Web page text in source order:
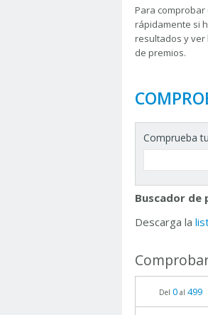
Para comprobar
rápidamente si
resultados y ver
de premios.
Comprueba
Buscador de
Descarga la
Del 0 al 499